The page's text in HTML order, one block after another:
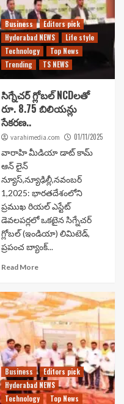
Business
Editors pick
Hyderabad NEWS
Life style
Technology
Top News
Trending
TS NEWS
సిగ్నేచర్ గ్లోబల్ NCDలతో
రూ. 8.75 బిలియన్లు
సేకరణ..
varahimedia.com 01/11/2025
వారాహి మీడియా డాట్ కామ్
ఆన్ లైన్
న్యూస్,న్యూఢిల్లీ,నవంబర్
1,2025: భారతదేశంలోని
ప్రముఖ రియల్ ఎస్టేట్
డెవలపర్లలో ఒకటైన సిగ్నేచర్
గ్లోబల్ (ఇండియా) లిమిటెడ్,
ప్రపంచ బ్యాంక్...
Read More
Business
Editors pick
Hyderabad NEWS
Technology
Top News